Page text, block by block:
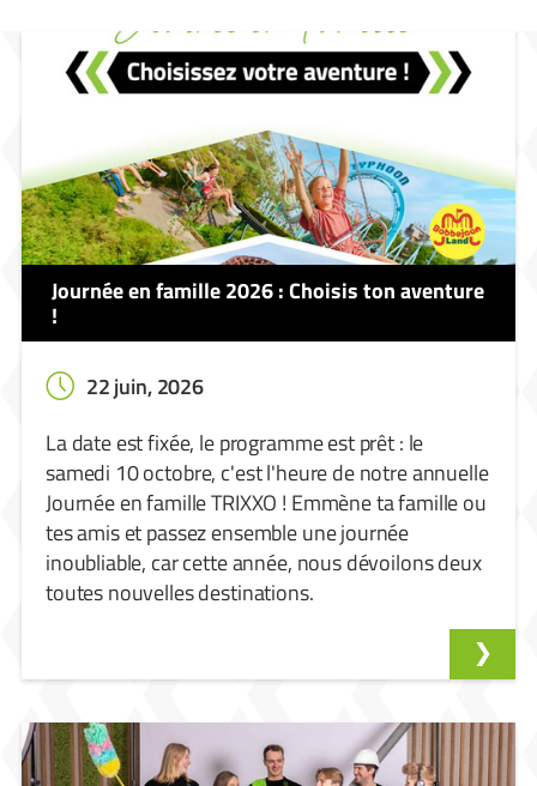
Journée en famille 2026 : Choisis ton aventure
!
22 juin, 2026
La date est fixée, le programme est prêt : le
samedi 10 octobre, c'est l'heure de notre annuelle
Journée en famille TRIXXO ! Emmène ta famille ou
tes amis et passez ensemble une journée
inoubliable, car cette année, nous dévoilons deux
toutes nouvelles destinations.